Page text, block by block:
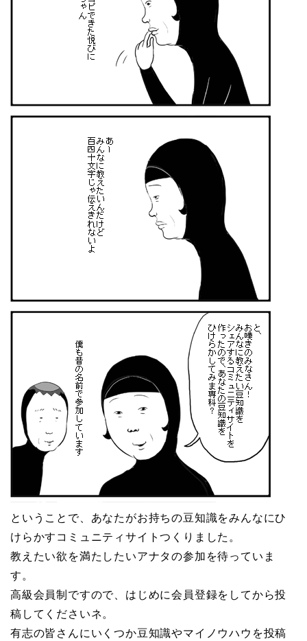
ということで、あなたがお持ちの豆知識をみんなにひ
けらかすコミュニティサイトつくりました。
教えたい欲を満たしたいアナタの参加を待っていま
す。
高級会員制ですので、はじめに会員登録をしてから投
稿してくださいネ。
有志の皆さんにいくつか豆知識やマイノウハウを投稿